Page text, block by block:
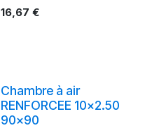
16,67 €
Chambre à air
RENFORCEE 10x2.50
90x90